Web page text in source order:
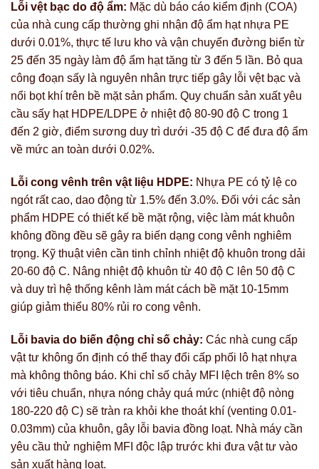
Lỗi vệt bạc do độ ẩm: Mặc dù báo cáo kiểm định (COA)
của nhà cung cấp thường ghi nhận độ ẩm hạt nhựa PE
dưới 0.01%, thực tế lưu kho và vận chuyển đường biển từ
25 đến 35 ngày làm độ ẩm hạt tăng từ 3 đến 5 lần. Bỏ qua
công đoạn sấy là nguyên nhân trực tiếp gây lỗi vệt bạc và
nổi bọt khí trên bề mặt sản phẩm. Quy chuẩn sản xuất yêu
cầu sấy hạt HDPE/LDPE ở nhiệt độ 80-90 độ C trong 1
đến 2 giờ, điểm sương duy trì dưới -35 độ C để đưa độ ẩm
về mức an toàn dưới 0.02%.
Lỗi cong vênh trên vật liệu HDPE: Nhựa PE có tỷ lệ co
ngót rất cao, dao động từ 1.5% đến 3.0%. Đối với các sản
phẩm HDPE có thiết kế bề mặt rộng, việc làm mát khuôn
không đồng đều sẽ gây ra biến dạng cong vênh nghiêm
trọng. Kỹ thuật viên cần tinh chỉnh nhiệt độ khuôn trong dải
20-60 độ C. Nâng nhiệt độ khuôn từ 40 độ C lên 50 độ C
và duy trì hệ thống kênh làm mát cách bề mặt 10-15mm
giúp giảm thiểu 80% rủi ro cong vênh.
Lỗi bavia do biến động chỉ số chảy: Các nhà cung cấp
vật tư không ổn định có thể thay đổi cấp phối lô hạt nhựa
mà không thông báo. Khi chỉ số chảy MFI lệch trên 8% so
với tiêu chuẩn, nhựa nóng chảy quá mức (nhiệt độ nòng
180-220 độ C) sẽ tràn ra khỏi khe thoát khí (venting 0.01-
0.03mm) của khuôn, gây lỗi bavia đồng loạt. Nhà máy cần
yêu cầu thử nghiệm MFI độc lập trước khi đưa vật tư vào
sản xuất hàng loạt.